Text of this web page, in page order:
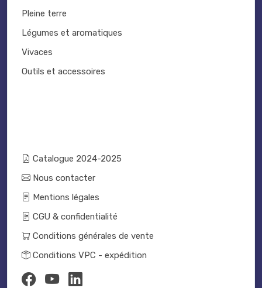
Pleine terre
Légumes et aromatiques
Vivaces
Outils et accessoires
Catalogue 2024-2025
Nous contacter
Mentions légales
CGU & confidentialité
Conditions générales de vente
Conditions VPC - expédition